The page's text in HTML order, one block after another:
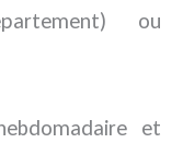
ou
et